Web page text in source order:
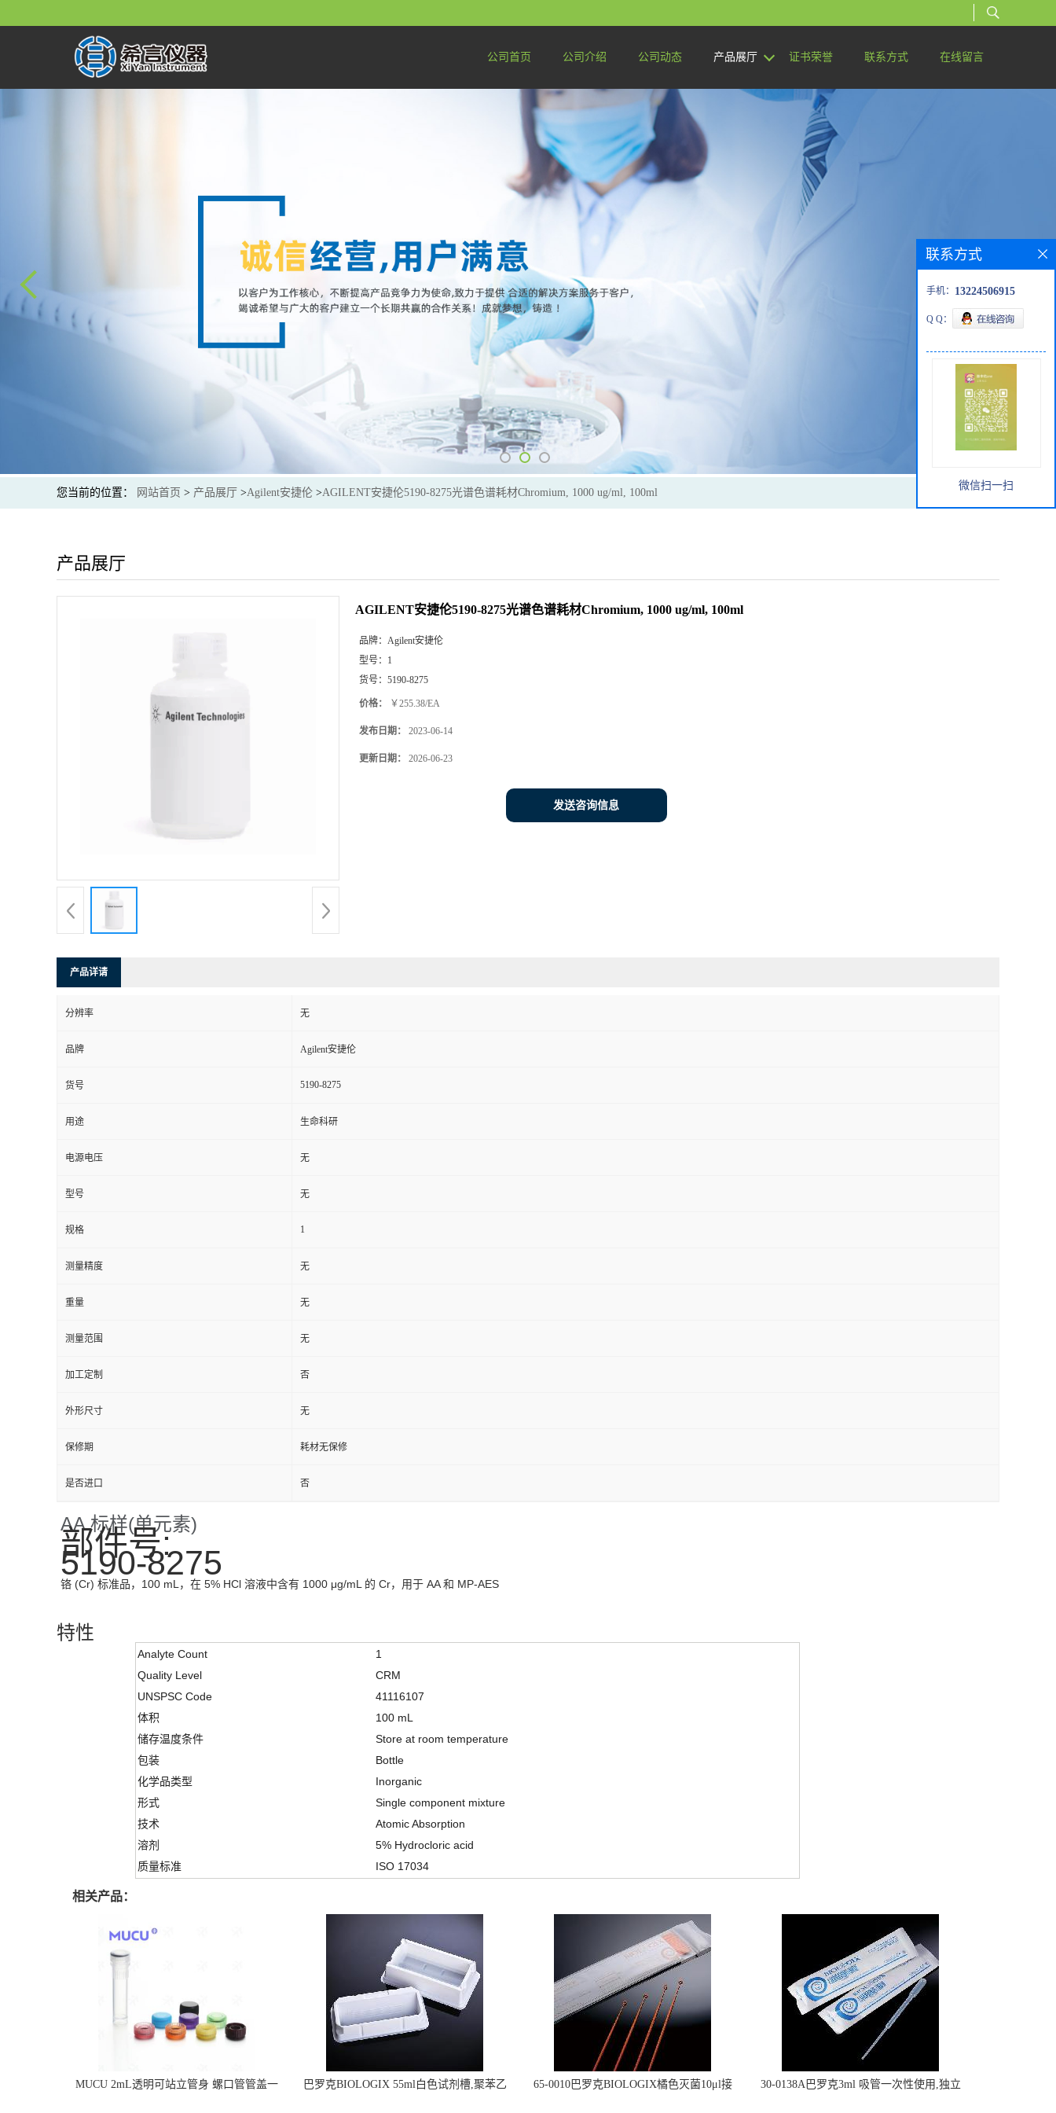
公司首页 公司介绍 公司动态 产品展厅 证书荣誉 联系方式 在线留言
您当前的位置： 网站首页 > 产品展厅 >Agilent安捷伦 >AGILENT安捷伦5190-8275光谱色谱耗材Chromium, 1000 ug/ml, 100ml
产品展厅
AGILENT安捷伦5190-8275光谱色谱耗材Chromium, 1000 ug/ml, 100ml
品牌： Agilent安捷伦
型号： 1
货号： 5190-8275
价格： ￥255.38/EA
发布日期： 2023-06-14
更新日期： 2026-06-23
发送咨询信息
产品详请
分辨率 无
品牌 Agilent安捷伦
货号 5190-8275
用途 生命科研
电源电压 无
型号 无
规格 1
测量精度 无
重量 无
测量范围 无
加工定制 否
外形尺寸 无
保修期 耗材无保修
是否进口 否
AA 标样(单元素)
部件号:
5190-8275
铬 (Cr) 标准品，100 mL，在 5% HCl 溶液中含有 1000 μg/mL 的 Cr，用于 AA 和 MP-AES
特性
Analyte Count
1
Quality Level
CRM
UNSPSC Code
41116107
体积
100 mL
储存温度条件
Store at room temperature
包装
Bottle
化学品类型
Inorganic
形式
Single component mixture
技术
Atomic Absorption
溶剂
5% Hydrocloric acid
质量标准
ISO 17034
相关产品：
MUCU 2mL透明可站立管身 螺口管管盖一
巴罗克BIOLOGIX 55ml白色试剂槽,聚苯乙
65-0010巴罗克BIOLOGIX橘色灭菌10μl接
30-0138A巴罗克3ml 吸管一次性使用,独立
联系方式
手机： 13224506915
Q Q：
微信扫一扫